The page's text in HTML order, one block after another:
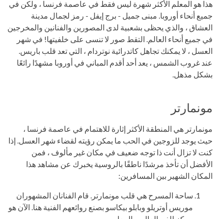
هذا هو المعلم الأكثر شهرة ليس فقط في عاصمة فرنسا ، ولكن في
جميع أنحاء أوروبا. مبنى جميل - برج إيفل - رمز لجمال مدينة
العشاق ، والذي يحظى بشعبية لدى المصورين والفنانين والمخرجين
في جميع أنحاء العالم. التقط صور لا تنسى على خلفيتها! في شهر
العسل ، لا يمكنك تجاهل كاتدرائية نوتردام ، التي تعد قلب باريس.
عند غروب الشمس ، يعد أحد أقدم المباني في أوروبا مشهدًا رائعًا
بشكل مذهل.
مونمارتر
مونمارتر هي المنطقة الأكثر إثارة للاهتمام في عاصمة فرنسا ،
حيث يوجد للزوجين في الحب ما يمكن رؤيته لقضاء شهر العسل. إذا
كنت لا تزال أنت ذا توجه ضعيف في مكان غير مألوف ، فمن
الأفضل أن تأخذ مرشدًا ناطقًا بالروسية يخبرك عن مشاهد هذا
المكان الشهير بين المسافرين:
ساحة المسرح هي قلب مونمارتر. قام الفنانان المشهوران
موريس أوتريلو وبابلو بيكاسو بصنع روائعهم الفنية هنا. الآن هو